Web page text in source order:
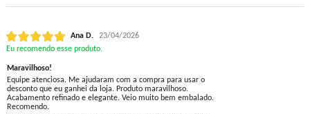
Ana D.
23/04/2026
Eu recomendo esse produto.
Maravilhoso!
Equipe atenciosa. Me ajudaram com a compra para usar o
desconto que eu ganhei da loja. Produto maravilhoso.
Acabamento refinado e elegante. Veio muito bem embalado.
Recomendo.